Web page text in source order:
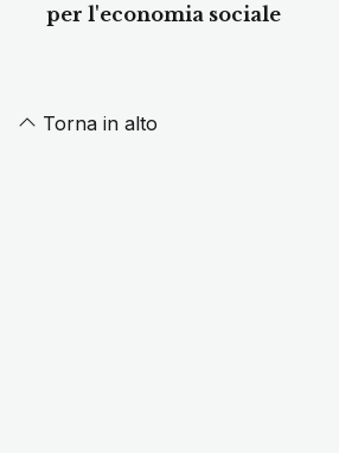
per l'economia sociale
Torna in alto